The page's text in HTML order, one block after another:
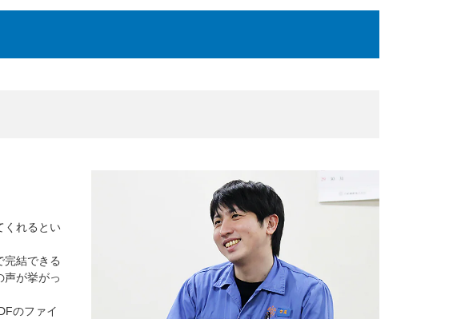
くれるとい
完結できる
声が挙がっ
のファイ